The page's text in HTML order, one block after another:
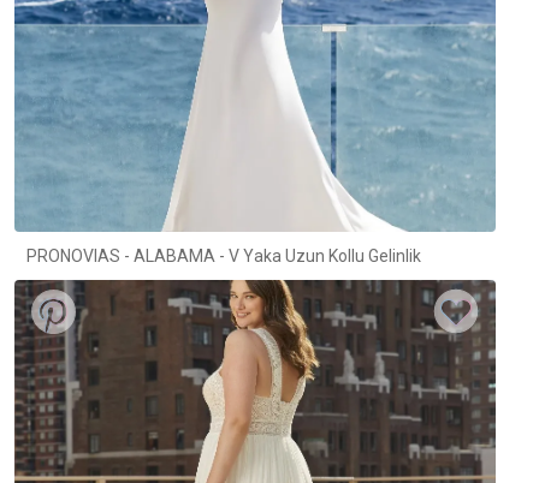
PRONOVIAS - ALABAMA - V Yaka Uzun Kollu Gelinlik